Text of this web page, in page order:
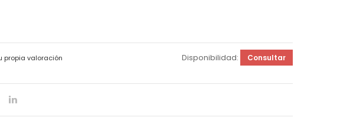
propia valoración Disponibilidad: Consultar